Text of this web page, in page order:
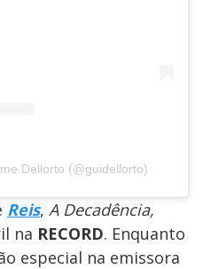
Dellorto (@guidellorto)
Reis, A Decadência,
na RECORD. Enquanto
especial na emissora